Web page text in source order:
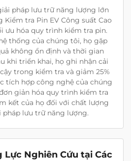
pháp lưu trữ năng lượng lớn
Kiểm tra Pin EV Công suất Cao
ưu hóa quy trình kiểm tra pin.
thống của chúng tôi, họ gặp
không ổn định và thời gian
khi triển khai, họ ghi nhận cải
trong kiểm tra và giảm 25%
tích hợp công nghệ của chúng
giản hóa quy trình kiểm tra
kết của họ đối với chất lượng
lưu trữ năng lượng.
Lực Nghiên Cứu tại Các